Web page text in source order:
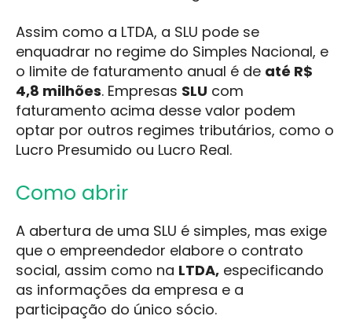
Assim como a LTDA, a SLU pode se
enquadrar no regime do Simples Nacional, e
o limite de faturamento anual é de até R$
4,8 milhões. Empresas SLU com
faturamento acima desse valor podem
optar por outros regimes tributários, como o
Lucro Presumido ou Lucro Real.
Como abrir
A abertura de uma SLU é simples, mas exige
que o empreendedor elabore o contrato
social, assim como na LTDA, especificando
as informações da empresa e a
participação do único sócio.